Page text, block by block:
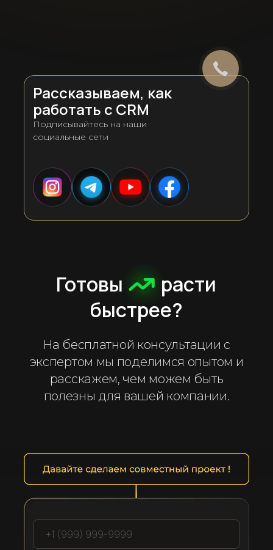
Рассказываем, как
работать с CRM
Подписывайтесь на наши
социальные сети
На бесплатной консультации с
экспертом мы поделимся опытом и
расскажем, чем можем быть
полезны для вашей компании.
быстрее?
расти
Готовы